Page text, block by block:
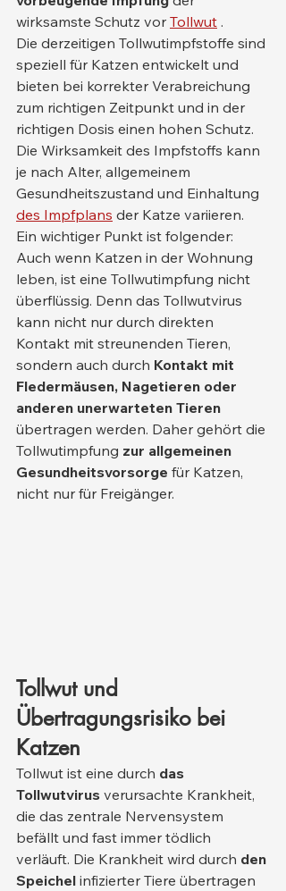
wirksamste Schutz vor Tollwut .
Die derzeitigen Tollwutimpfstoffe sind
speziell für Katzen entwickelt und
bieten bei korrekter Verabreichung
zum richtigen Zeitpunkt und in der
richtigen Dosis einen hohen Schutz.
Die Wirksamkeit des Impfstoffs kann
je nach Alter, allgemeinem
Gesundheitszustand und Einhaltung
des Impfplans der Katze variieren.
Ein wichtiger Punkt ist folgender:
Auch wenn Katzen in der Wohnung
leben, ist eine Tollwutimpfung nicht
überflüssig. Denn das Tollwutvirus
kann nicht nur durch direkten
Kontakt mit streunenden Tieren,
sondern auch durch Kontakt mit
Fledermäusen, Nagetieren oder
anderen unerwarteten Tieren
übertragen werden. Daher gehört die
Tollwutimpfung zur allgemeinen
Gesundheitsvorsorge für Katzen,
nicht nur für Freigänger.
Tollwut und
Übertragungsrisiko bei
Katzen
Tollwut ist eine durch das
Tollwutvirus verursachte Krankheit,
die das zentrale Nervensystem
befällt und fast immer tödlich
verläuft. Die Krankheit wird durch den
Speichel infizierter Tiere übertragen